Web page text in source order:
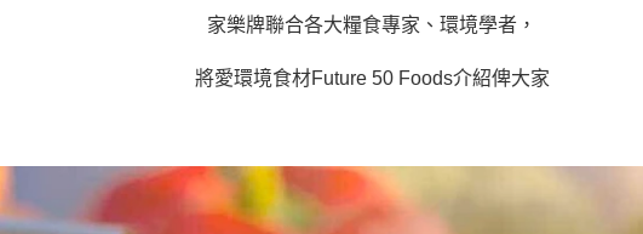
家樂牌聯合各大糧食專家、環境學者，
將愛環境食材Future 50 Foods介紹俾大家